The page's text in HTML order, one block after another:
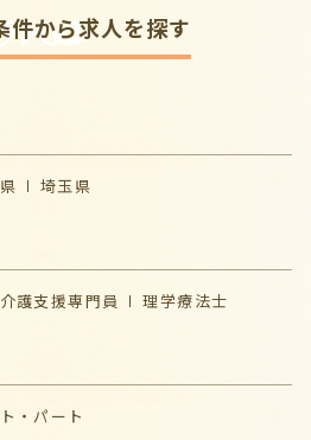
件から求人を探す
埼玉県
介護支援専門員 理学療法士
・パート